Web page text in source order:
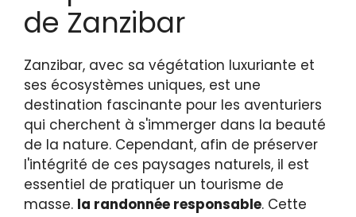
de Zanzibar
Zanzibar, avec sa végétation luxuriante et
ses écosystèmes uniques, est une
destination fascinante pour les aventuriers
qui cherchent à s'immerger dans la beauté
de la nature. Cependant, afin de préserver
l'intégrité de ces paysages naturels, il est
essentiel de pratiquer un tourisme de
masse. la randonnée responsable. Cette